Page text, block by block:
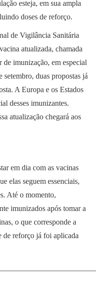
esteja, em sua ampla
doses de reforço.
de Vigilância Sanitária
atualizada, chamada
imunização, em especial
duas propostas já
A Europa e os Estados
desses imunizantes.
atualização chegará aos
em dia com as vacinas
elas seguem essenciais,
Até o momento,
imunizados após tomar a
o que corresponde a
de reforço já foi aplicada